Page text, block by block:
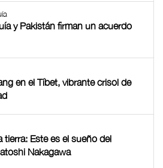
y Pakistán firman un acuerdo
en el Tíbet, vibrante crisol de
tierra: Este es el sueño del
Nakagawa